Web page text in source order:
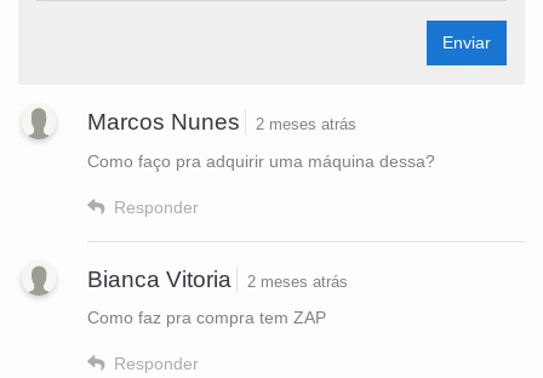
Enviar
Marcos Nunes 2 meses atrás
Como faço pra adquirir uma máquina dessa?
Responder
Bianca Vitoria 2 meses atrás
Como faz pra compra tem ZAP
Responder